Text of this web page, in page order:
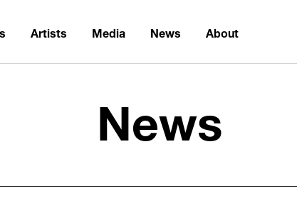
Artists Media News About
News